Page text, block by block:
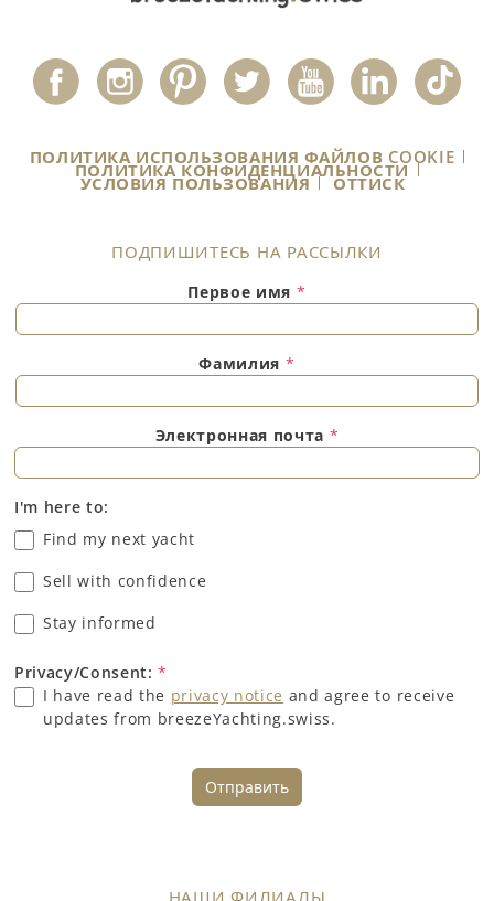
ПОЛИТИКА ИСПОЛЬЗОВАНИЯ ФАЙЛОВ COOKIE
ПОЛИТИКА КОНФИДЕНЦИАЛЬНОСТИ
УСЛОВИЯ ПОЛЬЗОВАНИЯ ОТТИСК
ПОДПИШИТЕСЬ НА РАССЫЛКИ
Первое имя *
Фамилия *
Электронная почта *
I'm here to:
Find my next yacht
Sell with confidence
Stay informed
Privacy/Consent:*
I have read the privacy notice and agree to receive
updates from breezeYachting.swiss.
Отправить